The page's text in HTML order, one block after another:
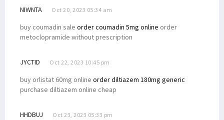
NIWNTA Oct 20, 2023 05:34 am
buy coumadin sale order coumadin 5mg online order
metoclopramide without prescription
JYCTID Oct 22, 2023 10:45 pm
buy orlistat 60mg online order diltiazem 180mg generic
purchase diltiazem online cheap
HHDBUJ Oct 23, 2023 05:33 pm